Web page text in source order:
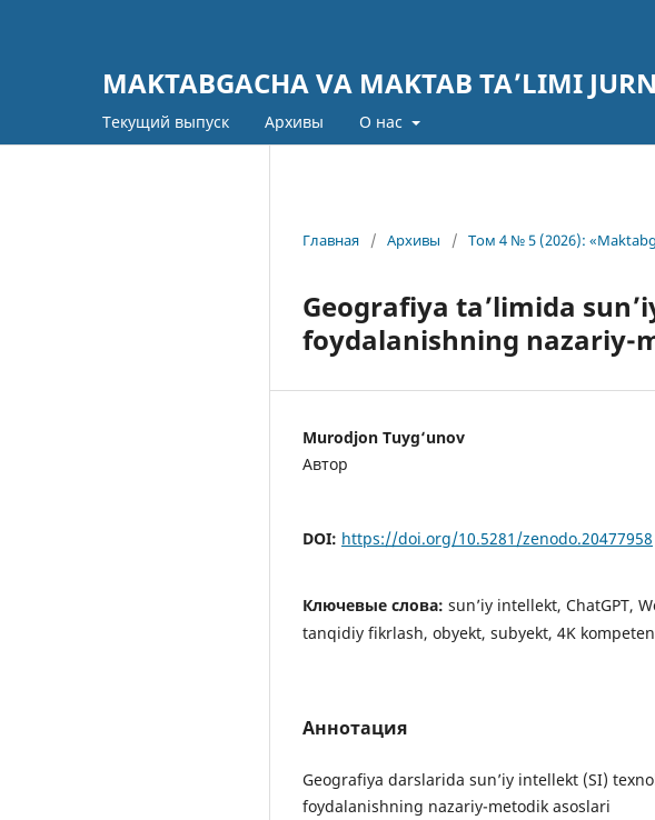
MAKTABGACHA VA MAKTAB TA’LIMI
Текущий выпуск Архивы О нас
Главная / Архивы / Том 4 № 5 (2026):
Geografiya ta’limida
foydalanishning nazariy-
Murodjon Tuyg‘unov
Автор
DOI: https://doi.org/10.5281/zenodo.20477958
Ключевые слова: sun’iy intellekt, ChatGPT,
tanqidiy fikrlash, obyekt, subyekt, 4K
Аннотация
Geografiya darslarida sun’iy intellekt (SI)
foydalanishning nazariy-metodik asoslari